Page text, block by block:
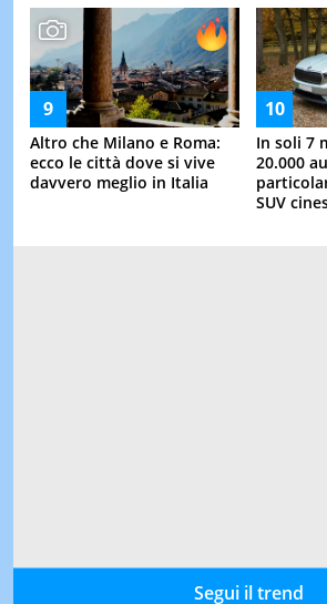
Altro che Milano e Roma:
ecco le città dove si vive
davvero meglio in Italia
In soli 7
20.000
SUV
Segui il trend